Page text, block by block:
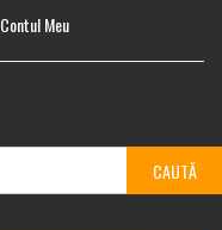
Contul Meu